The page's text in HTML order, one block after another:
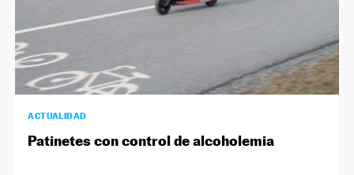
ACTUALIDAD
Patinetes con control de alcoholemia